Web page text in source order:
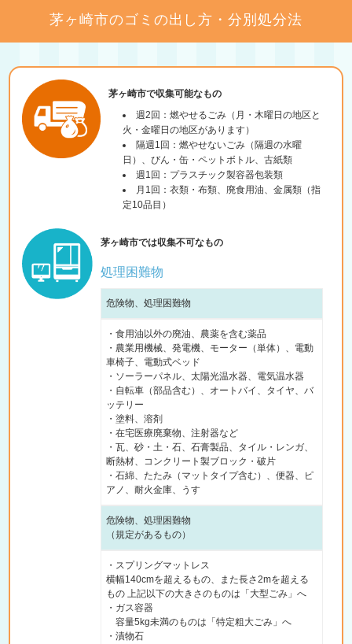
茅ヶ崎市のゴミの出し方・分別処分法
茅ヶ崎市で収集可能なもの
週2回：燃やせるごみ（月・木曜日の地区と
火・金曜日の地区があります）
隔週1回：燃やせないごみ（隔週の水曜
日）、びん・缶・ペットボトル、古紙類
週1回：プラスチック製容器包装類
月1回：衣類・布類、廃食用油、金属類（指
定10品目）
茅ヶ崎市では収集不可なもの
処理困難物
危険物、処理困難物
・食用油以外の廃油、農薬を含む薬品
・農業用機械、発電機、モーター（単体）、電動
車椅子、電動式ベッド
・ソーラーパネル、太陽光温水器、電気温水器
・自転車（部品含む）、オートバイ、タイヤ、バ
ッテリー
・塗料、溶剤
・在宅医療廃棄物、注射器など
・瓦、砂・土・石、石膏製品、タイル・レンガ、
断熱材、コンクリート製ブロック・破片
・石綿、たたみ（マットタイプ含む）、便器、ピ
アノ、耐火金庫、うす
危険物、処理困難物
（規定があるもの）
・スプリングマットレス
横幅140cmを超えるもの、また長さ2mを超える
もの 上記以下の大きさのものは「大型ごみ」へ
・ガス容器
容量5kg未満のものは「特定粗大ごみ」へ
・漬物石